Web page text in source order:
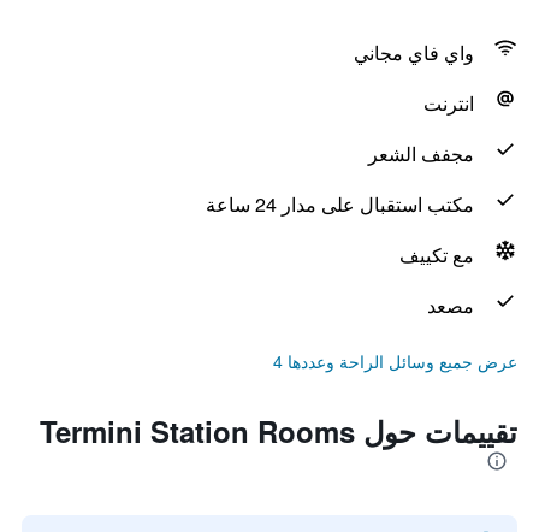
واي فاي مجاني
انترنت
مجفف الشعر
مكتب استقبال على مدار 24 ساعة
مع تكييف
مصعد
عرض جميع وسائل الراحة وعددها 4
تقييمات حول Termini Station Rooms